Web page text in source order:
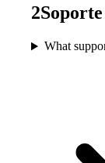
2Soporte
What